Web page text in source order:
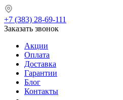
+7 (383) 28-69-111
Заказать звонок
Акции
Оплата
Доставка
Гарантии
Блог
Контакты